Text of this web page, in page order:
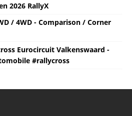
2026 RallyX
/ 4WD - Comparison / Corner
Eurocircuit Valkenswaard -
#rallycross